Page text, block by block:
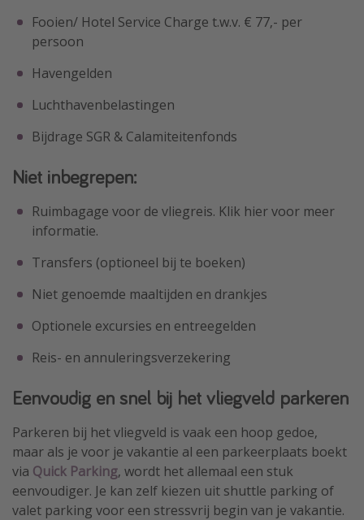
Fooien/ Hotel Service Charge t.w.v. € 77,- per
persoon
Havengelden
Luchthavenbelastingen
Bijdrage SGR & Calamiteitenfonds
Niet inbegrepen:
Ruimbagage voor de vliegreis. Klik hier voor meer
informatie.
Transfers (optioneel bij te boeken)
Niet genoemde maaltijden en drankjes
Optionele excursies en entreegelden
Reis- en annuleringsverzekering
Eenvoudig en snel bij het vliegveld parkeren
Parkeren bij het vliegveld is vaak een hoop gedoe,
maar als je voor je vakantie al een parkeerplaats boekt
via Quick Parking, wordt het allemaal een stuk
eenvoudiger. Je kan zelf kiezen uit shuttle parking of
valet parking voor een stressvrij begin van je vakantie.